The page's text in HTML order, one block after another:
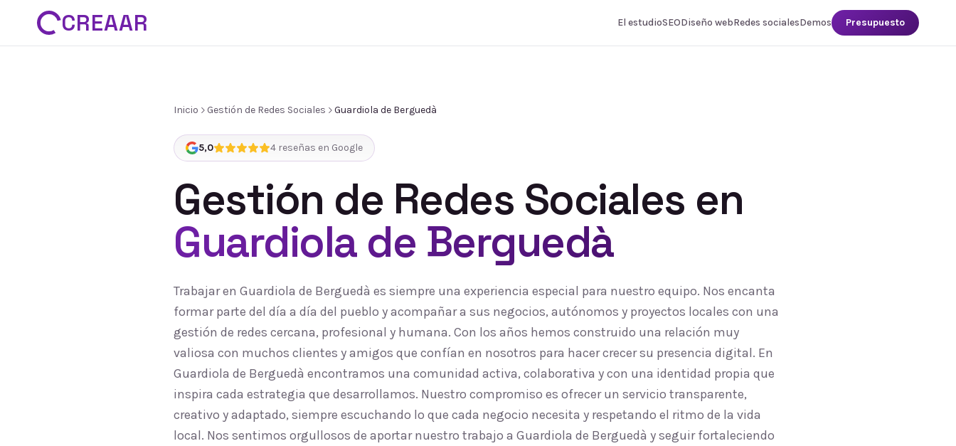
CREAAR El estudioSEODiseño webRedes socialesDemos Presupuesto
Inicio Gestión de Redes Sociales Guardiola de Berguedà
5,0 4 reseñas en Google
Gestión de Redes Sociales en
Guardiola de Berguedà
Trabajar en Guardiola de Berguedà es siempre una experiencia especial para nuestro equipo. Nos encanta
formar parte del día a día del pueblo y acompañar a sus negocios, autónomos y proyectos locales con una
gestión de redes cercana, profesional y humana. Con los años hemos construido una relación muy
valiosa con muchos clientes y amigos que confían en nosotros para hacer crecer su presencia digital. En
Guardiola de Berguedà encontramos una comunidad activa, colaborativa y con una identidad propia que
inspira cada estrategia que desarrollamos. Nuestro compromiso es ofrecer un servicio transparente,
creativo y adaptado, siempre escuchando lo que cada negocio necesita y respetando el ritmo de la vida
local. Nos sentimos orgullosos de aportar nuestro trabajo a Guardiola de Berguedà y seguir fortaleciendo